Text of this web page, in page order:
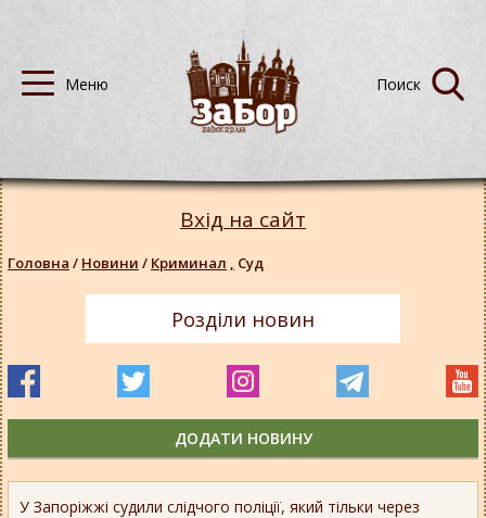
У Запоріжжі судили слідчого поліції, який тільки через
Вхід на сайт
Головна / Новини / Криминал , Суд
Розділи новин
ДОДАТИ НОВИНУ